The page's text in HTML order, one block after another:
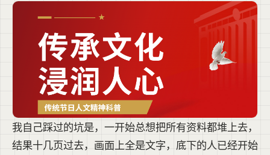
我自己踩过的坑是，一开始总想把所有资料都堆上去，
结果十几页过去，画面上全是文字，底下的人已经开始